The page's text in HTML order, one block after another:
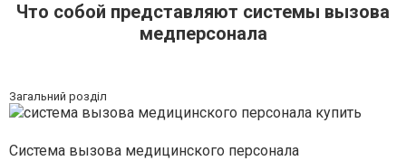
Что собой представляют системы вызова
медперсонала
Загальний розділ
Система вызова медицинского персонала